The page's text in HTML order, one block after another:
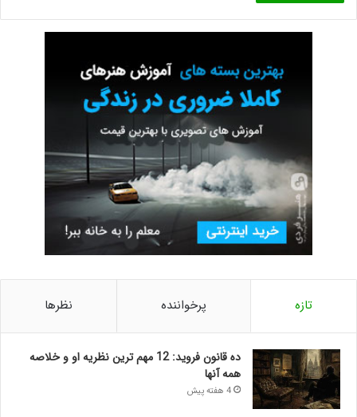
تازه پرخواننده نظرها
ده قانون فروید: 12 مهم ترین نظریه او و خلاصه
همه آنها
4 هفته پیش